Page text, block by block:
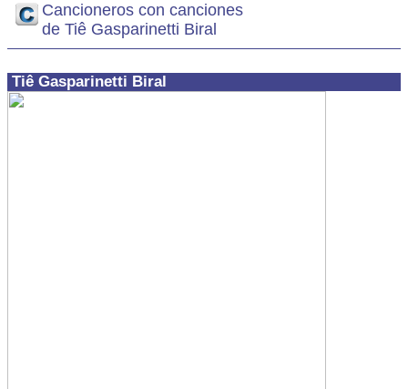
Cancioneros con canciones
de Tiê Gasparinetti Biral
Tiê Gasparinetti Biral